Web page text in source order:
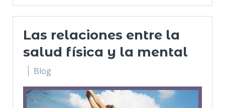
Las relaciones entre la
salud física y la mental
Blog